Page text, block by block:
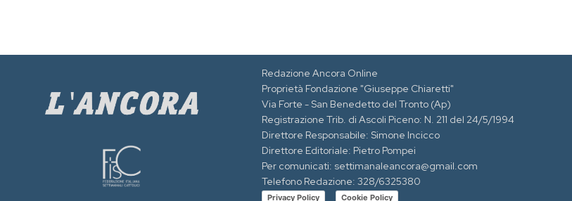
Redazione Ancora Online
Proprietà Fondazione "Giuseppe Chiaretti"
Via Forte - San Benedetto del Tronto (Ap)
Registrazione Trib. di Ascoli Piceno: N. 211 del 24/5/1994
Direttore Responsabile: Simone Incicco
Direttore Editoriale: Pietro Pompei
Per comunicati: settimanaleancora@gmail.com
Telefono Redazione: 328/6325380
Privacy Policy Cookie Policy